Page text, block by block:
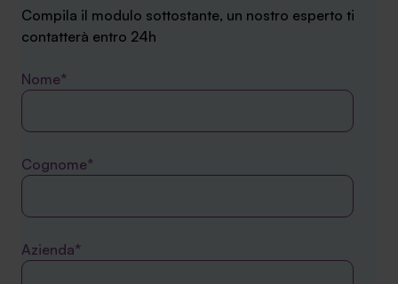
Compila il modulo sottostante, un nostro esperto ti
contatterà entro 24h
Nome*
Cognome*
Azienda*